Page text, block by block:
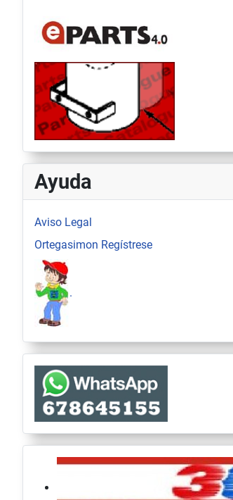
Ayuda
Aviso Legal
Ortegasimon Regístrese
.